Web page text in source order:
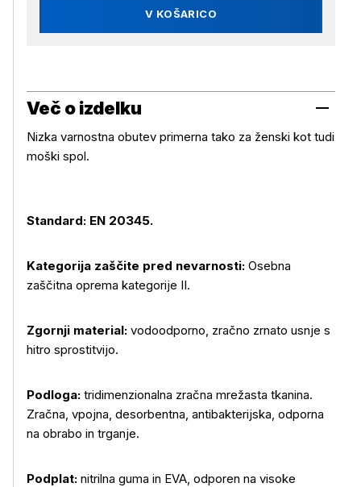
V KOŠARICO
Več o izdelku
Nizka varnostna obutev primerna tako za ženski kot tudi
moški spol.
Standard: EN 20345.
Kategorija zaščite pred nevarnosti: Osebna
zaščitna oprema kategorije II.
Zgornji material: vodoodporno, zračno zrnato usnje s
hitro sprostitvijo.
Podloga: tridimenzionalna zračna mrežasta tkanina.
Zračna, vpojna, desorbentna, antibakterijska, odporna
na obrabo in trganje.
Podplat: nitrilna guma in EVA, odporen na visoke